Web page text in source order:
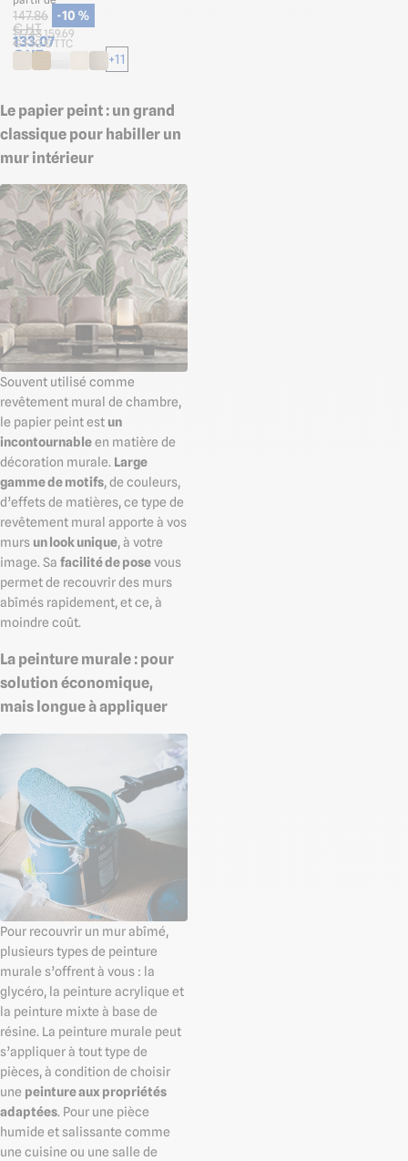
147.86
€ HT
133.07
€ HT
-10 %
177.43
€ TTC
159.69
€ TTC
+11
Le papier peint : un grand
classique pour habiller un
mur intérieur
Souvent utilisé comme
revêtement mural de chambre,
le papier peint est un
incontournableen matière de
décoration murale. Large
gamme de motifs, de couleurs,
d’effets de matières, ce type de
revêtement mural apporte à vos
murs un look unique, à votre
image. Sa facilité de posevous
permet de recouvrir des murs
abîmés rapidement, et ce, à
moindre coût.
La peinture murale : pour
solution économique,
mais longue à appliquer
Pour recouvrir un mur abîmé,
plusieurs types de peinture
murale s’offrent à vous : la
glycéro, la peinture acrylique et
la peinture mixte à base de
résine. La peinture murale peut
s’appliquer à tout type de
pièces, à condition de choisir
une peinture aux propriétés
adaptées. Pour une pièce
humide et salissante comme
une cuisine ou une salle de